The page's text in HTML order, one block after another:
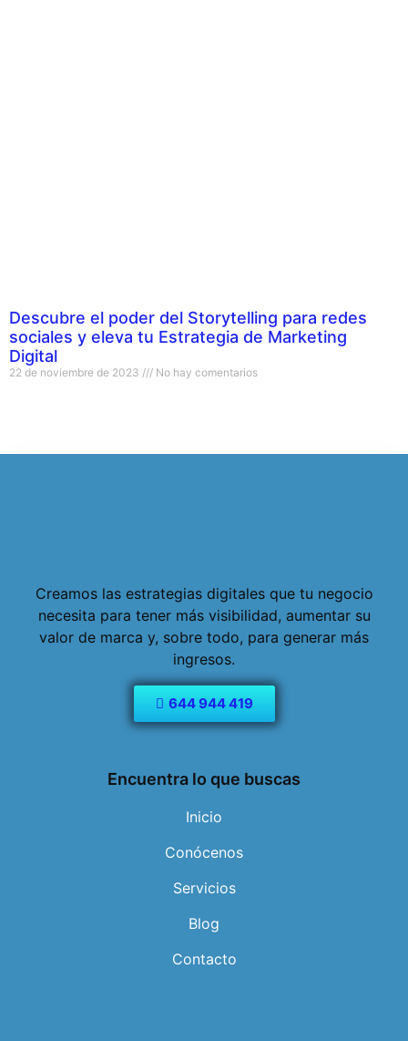
Descubre el poder del Storytelling para redes
sociales y eleva tu Estrategia de Marketing
Digital
22 de noviembre de 2023 No hay comentarios
Creamos las estrategias digitales que tu negocio
necesita para tener más visibilidad, aumentar su
valor de marca y, sobre todo, para generar más
ingresos.
644 944 419
Encuentra lo que buscas
Inicio
Conócenos
Servicios
Blog
Contacto